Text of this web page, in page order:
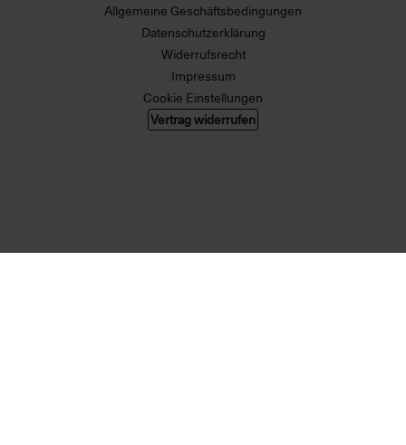
Allgemeine Geschäftsbedingungen
Datenschutzerklärung
Widerrufsrecht
Impressum
Cookie Einstellungen
Vertrag widerrufen